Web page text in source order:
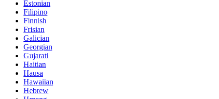
Estonian
Filipino
Finnish
Frisian
Galician
Georgian
Gujarati
Haitian
Hausa
Hawaiian
Hebrew